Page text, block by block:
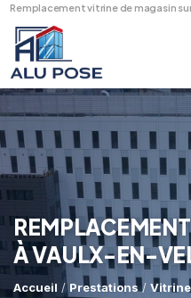
Remplacement vitrine de magasin
LA
Dépannage Vitrages MINI-
À VAULX-EN-
Accueil /Prestations /